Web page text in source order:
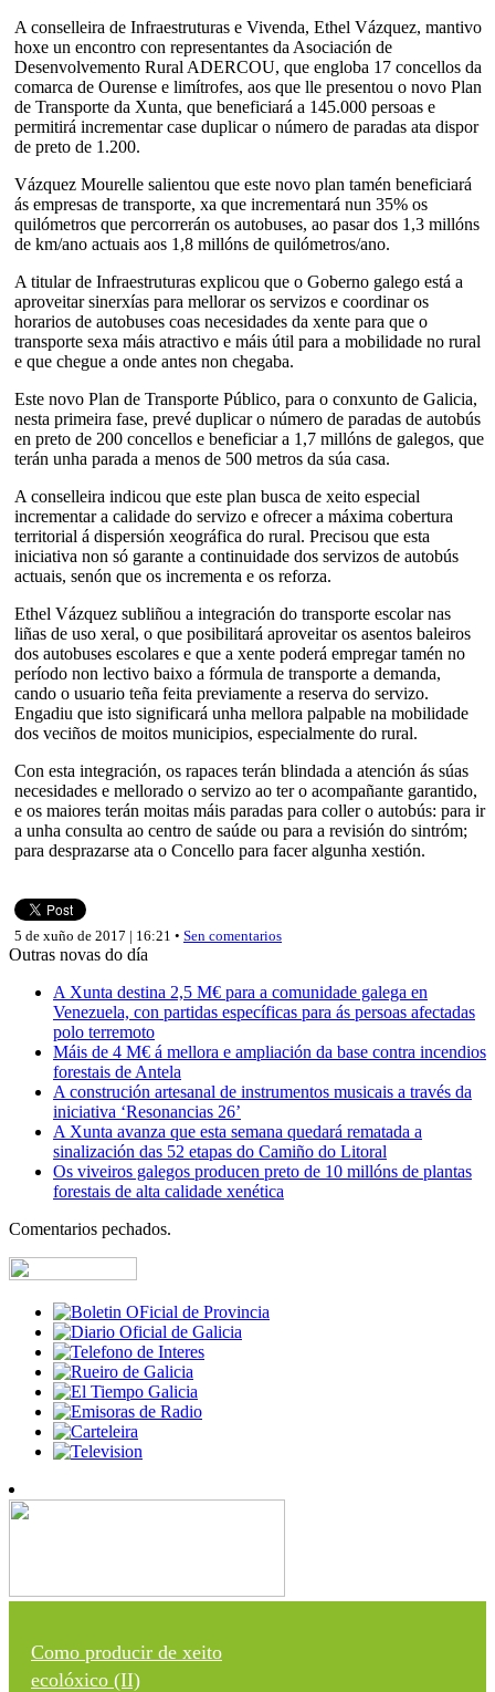
A conselleira de Infraestruturas e Vivenda, Ethel Vázquez, mantivo
hoxe un encontro con representantes da Asociación de
Desenvolvemento Rural ADERCOU, que engloba 17 concellos da
comarca de Ourense e limítrofes, aos que lle presentou o novo Plan
de Transporte da Xunta, que beneficiará a 145.000 persoas e
permitirá incrementar case duplicar o número de paradas ata dispor
de preto de 1.200.
Vázquez Mourelle salientou que este novo plan tamén beneficiará
ás empresas de transporte, xa que incrementará nun 35% os
quilómetros que percorrerán os autobuses, ao pasar dos 1,3 millóns
de km/ano actuais aos 1,8 millóns de quilómetros/ano.
A titular de Infraestruturas explicou que o Goberno galego está a
aproveitar sinerxías para mellorar os servizos e coordinar os
horarios de autobuses coas necesidades da xente para que o
transporte sexa máis atractivo e máis útil para a mobilidade no rural
e que chegue a onde antes non chegaba.
Este novo Plan de Transporte Público, para o conxunto de Galicia,
nesta primeira fase, prevé duplicar o número de paradas de autobús
en preto de 200 concellos e beneficiar a 1,7 millóns de galegos, que
terán unha parada a menos de 500 metros da súa casa.
A conselleira indicou que este plan busca de xeito especial
incrementar a calidade do servizo e ofrecer a máxima cobertura
territorial á dispersión xeográfica do rural. Precisou que esta
iniciativa non só garante a continuidade dos servizos de autobús
actuais, senón que os incrementa e os reforza.
Ethel Vázquez subliñou a integración do transporte escolar nas
liñas de uso xeral, o que posibilitará aproveitar os asentos baleiros
dos autobuses escolares e que a xente poderá empregar tamén no
período non lectivo baixo a fórmula de transporte a demanda,
cando o usuario teña feita previamente a reserva do servizo.
Engadiu que isto significará unha mellora palpable na mobilidade
dos veciños de moitos municipios, especialmente do rural.
Con esta integración, os rapaces terán blindada a atención ás súas
necesidades e mellorado o servizo ao ter o acompañante garantido,
e os maiores terán moitas máis paradas para coller o autobús: para ir
a unha consulta ao centro de saúde ou para a revisión do sintróm;
para desprazarse ata o Concello para facer algunha xestión.
5 de xuño de 2017 | 16:21 • Sen comentarios
Outras novas do día
A Xunta destina 2,5 M€ para a comunidade galega en
Venezuela, con partidas específicas para ás persoas afectadas
polo terremoto
Máis de 4 M€ á mellora e ampliación da base contra incendios
forestais de Antela
A construción artesanal de instrumentos musicais a través da
iniciativa ‘Resonancias 26’
A Xunta avanza que esta semana quedará rematada a
sinalización das 52 etapas do Camiño do Litoral
Os viveiros galegos producen preto de 10 millóns de plantas
forestais de alta calidade xenética
Comentarios pechados.
Como producir de xeito
ecolóxico (II)